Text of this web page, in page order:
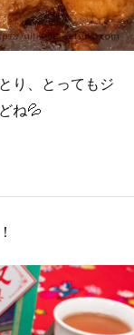
り、とってもジ
ね💦